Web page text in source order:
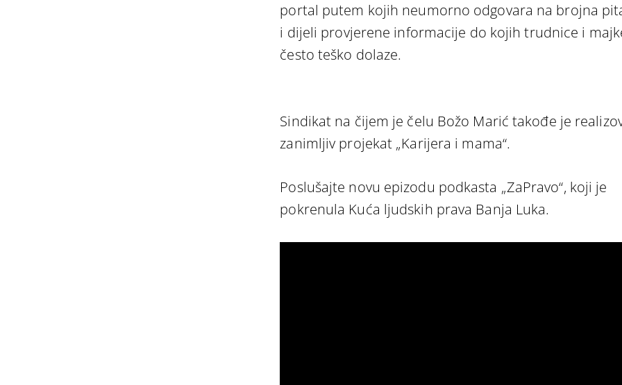
portal putem kojih neumorno odgovara na brojna
i dijeli provjerene informacije do kojih trudnice i
često teško dolaze.
Sindikat na čijem je čelu Božo Marić takođe je
zanimljiv projekat „Karijera i mama“.
Poslušajte novu epizodu podkasta „ZaPravo“, koji je
pokrenula Kuća ljudskih prava Banja Luka.